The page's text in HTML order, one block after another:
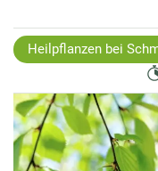
Heilpflanzen bei